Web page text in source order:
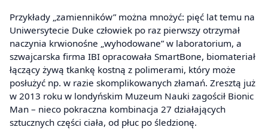
Przykłady „zamienników” można mnożyć: pięć lat temu na
Uniwersytecie Duke człowiek po raz pierwszy otrzymał
naczynia krwionośne „wyhodowane” w laboratorium, a
szwajcarska firma IBI opracowała SmartBone, biomateriał
łączący żywą tkankę kostną z polimerami, który może
posłużyć np. w razie skomplikowanych złamań. Zresztą już
w 2013 roku w londyńskim Muzeum Nauki zagościł Bionic
Man – nieco pokraczna kombinacja 27 działających
sztucznych części ciała, od płuc po śledzionę.